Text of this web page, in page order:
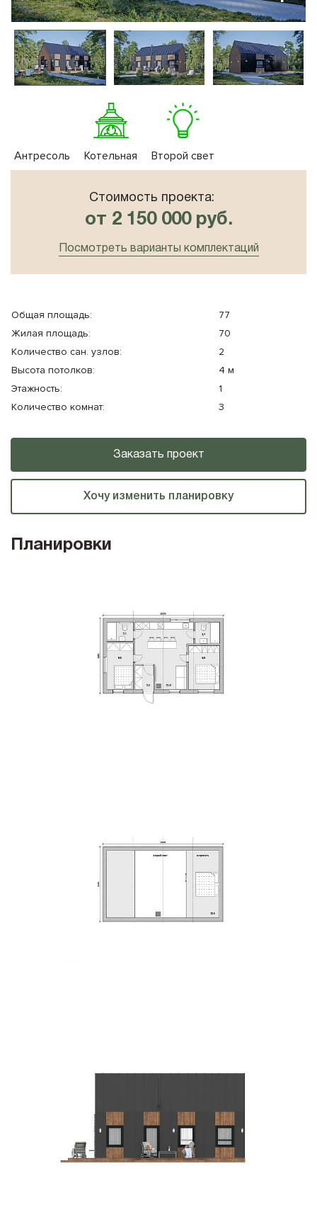
Антресоль Котельная Второй свет
Стоимость проекта:
от 2 150 000 руб.
Посмотреть варианты комплектаций
Общая площадь:
77
Жилая площадь:
70
Количество cан. узлов:
2
Высота потолков:
4 м
Этажность:
1
Количество комнат:
3
Заказать проект
Хочу изменить планировку
Планировки
10x8
10x10
Плоская крыша
Сауна